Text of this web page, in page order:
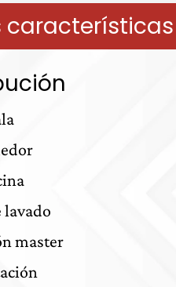
características
lavado
master